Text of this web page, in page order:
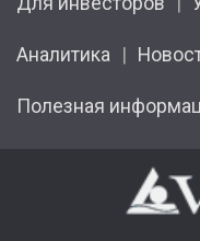
Аналитика
Полезная